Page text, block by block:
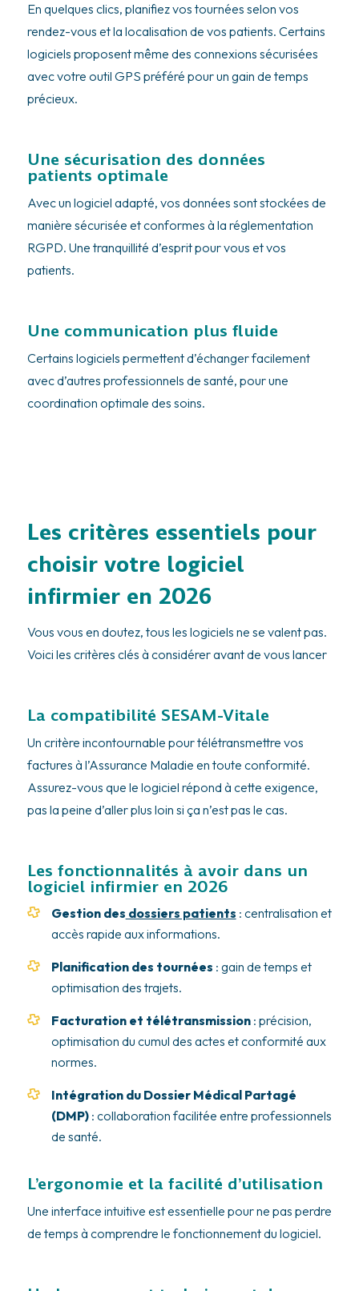
En quelques clics, planifiez vos tournées selon vos
rendez-vous et la localisation de vos patients. Certains
logiciels proposent même des connexions sécurisées
avec votre outil GPS préféré pour un gain de temps
précieux.
Une sécurisation des données
patients optimale
Avec un logiciel adapté, vos données sont stockées de
manière sécurisée et conformes à la réglementation
RGPD. Une tranquillité d’esprit pour vous et vos
patients.
Une communication plus fluide
Certains logiciels permettent d’échanger facilement
avec d’autres professionnels de santé, pour une
coordination optimale des soins.
Les critères essentiels pour
choisir votre logiciel
infirmier en 2026
Vous vous en doutez, tous les logiciels ne se valent pas.
Voici les critères clés à considérer avant de vous lancer
La compatibilité SESAM-Vitale
Un critère incontournable pour télétransmettre vos
factures à l’Assurance Maladie en toute conformité.
Assurez-vous que le logiciel répond à cette exigence,
pas la peine d’aller plus loin si ça n’est pas le cas.
Les fonctionnalités à avoir dans un
logiciel infirmier en 2026
Gestion des dossiers patients : centralisation et
accès rapide aux informations.
Planification des tournées : gain de temps et
optimisation des trajets.
Facturation et télétransmission: précision,
optimisation du cumul des actes et conformité aux
normes.
Intégration du Dossier Médical Partagé
(DMP): collaboration facilitée entre professionnels
de santé.
L’ergonomie et la facilité d’utilisation
Une interface intuitive est essentielle pour ne pas perdre
de temps à comprendre le fonctionnement du logiciel.